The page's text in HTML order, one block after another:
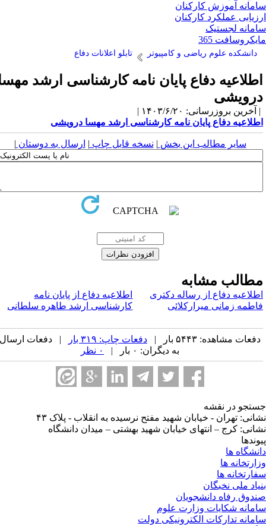
آموزش کارکنان
عملکرد کارکنان
لجستیک
365
دانشکده علوم ریاضی و کامپیوتر تابلو اعلانات دفاع
دفاع پایان نامه کارشناسی ارشد مهسا
بروزرسانی: ۱۴۰۳/۶/۲۰ |
دفاع پایان نامه کارشناسی ارشد مهسا درویشی
سایر مطالب این بخش | نسخه قابل چاپ| ارسال به دوستان|
مشابه
دفاع از رساله دکتری
زمانی میرارکلائی
اطلاعیه دفاع از پایان نامه
کارشناسی ارشد طاهره سلطانی
دفعات مشاهده: ۵۴۴۳ بار | دفعات چاپ: ۳۱۹ بار
| دفعات ارسال
به دیگران: ۰ بار |
در نقشه
تهران - خیابان شهید مفتح نرسیده به انقلاب - پلاک ۴۳
کرج – انتهای خیابان شهید بهشتی – میدان دانشگاه
ها
ها
ها
ملی نخبگان
رفاه دانشجویان
شکایات وزارت علوم
تدارکات الکترونیکی دولت